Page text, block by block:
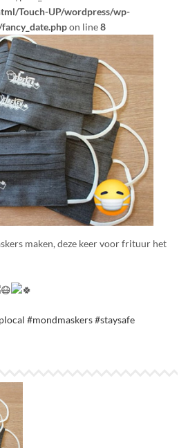
Touch-UP/wordpress/wp-
on line8
maken, deze keer voor frituur het
#mondmaskers#staysafe